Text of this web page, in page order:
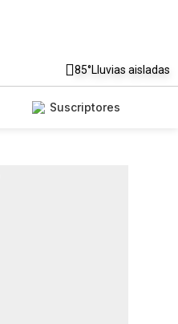
85°Lluvias aisladas
Suscriptores